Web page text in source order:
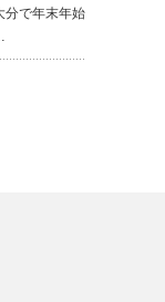
で年末年始